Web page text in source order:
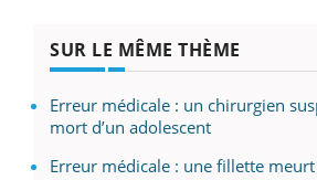
SUR LE MÊME THÈME
Erreur médicale : un chirurgien
mort d’un adolescent
Erreur médicale : une fillette